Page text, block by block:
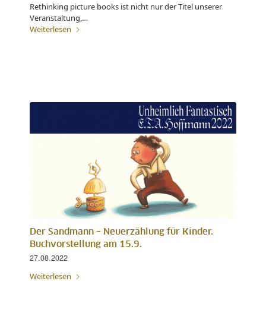
Rethinking picture books ist nicht nur der Titel unserer
Veranstaltung,…
Weiterlesen
Der Sandmann – Neuerzählung für Kinder.
Buchvorstellung am 15.9.
27.08.2022
Weiterlesen